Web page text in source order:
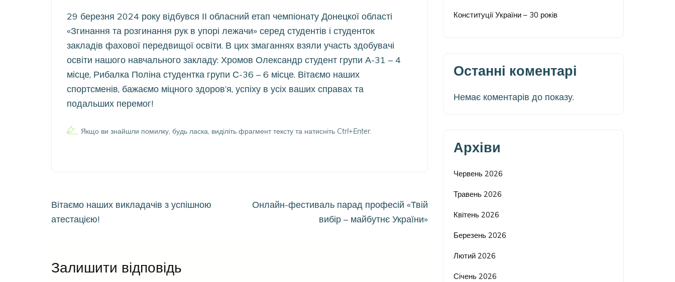
29 березня 2024 року відбувся ІІ обласний етап чемпіонату Донецкої області
«Згинання та розгинання рук в упорі лежачи» серед студентів і студенток
закладів фахової передвищої освіти. В цих змаганнях взяли участь здобувачі
освіти нашого навчального закладу: Хромов Олександр студент групи А-31 – 4
місце, Рибалка Поліна студентка групи С-36 – 6 місце. Вітаємо наших
спортсменів, бажаємо міцного здоров’я, успіху в усіх ваших справах та
подальших перемог!
Якщо ви знайшли помилку, будь ласка, виділіть фрагмент тексту та натисніть Ctrl+Enter.
Навігація
записів
Вітаємо наших викладачів з успішною
атестацією!
Онлайн-фестиваль парад професій «Твій
вибір – майбутнє України»
Залишити відповідь
Конституції України – 30 років
Останні коментарі
Немає коментарів до показу.
Архіви
Червень 2026
Травень 2026
Квітень 2026
Березень 2026
Лютий 2026
Січень 2026